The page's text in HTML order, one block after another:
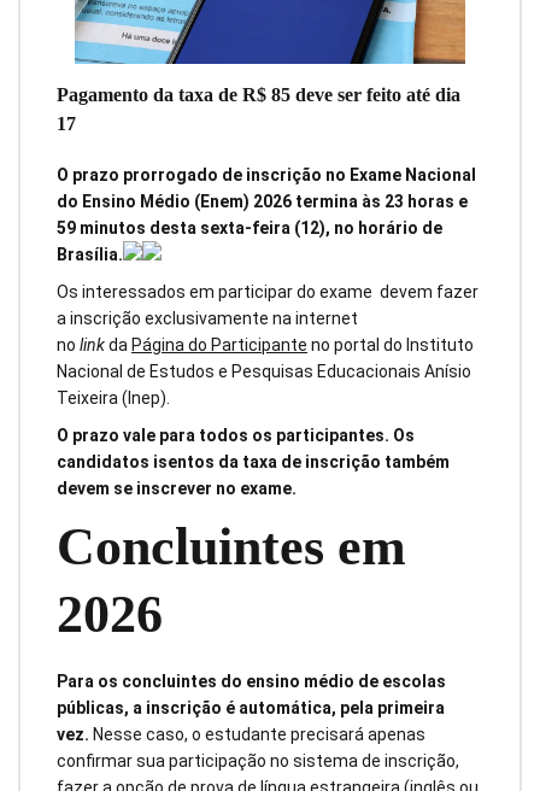
Pagamento da taxa de R$ 85 deve ser feito até dia
17
O prazo prorrogado de inscrição no Exame Nacional
do Ensino Médio (Enem) 2026 termina às 23 horas e
59 minutos desta sexta-feira (12), no horário de
Brasília.
Os interessados em participar do exame devem fazer
a inscrição exclusivamente na internet
no linkda Página do Participante no portal do Instituto
Nacional de Estudos e Pesquisas Educacionais Anísio
Teixeira (Inep).
O prazo vale para todos os participantes. Os
candidatos isentos da taxa de inscrição também
devem se inscrever no exame.
Concluintes em
2026
Para os concluintes do ensino médio de escolas
públicas, a inscrição é automática, pela primeira
vez. Nesse caso, o estudante precisará apenas
confirmar sua participação no sistema de inscrição,